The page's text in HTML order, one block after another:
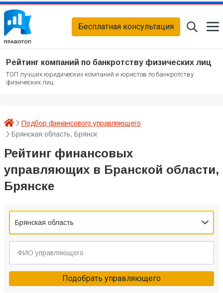
Бесплатная консультация
Рейтинг компаний по банкротству физических лиц
ТОП лучших юридических компаний и юристов по банкротству
физических лиц
Подбор финансового управляющего
Брянская область, Брянск
Рейтинг финансовых
управляющих в Бранской области,
Брянске
Брянская область
Подобрать управляющего